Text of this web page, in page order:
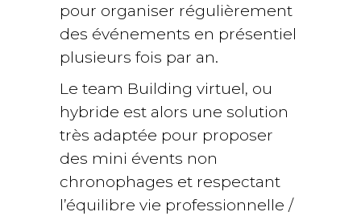
pour organiser régulièrement
des événements en présentiel
plusieurs fois par an.
Le team Building virtuel, ou
hybride est alors une solution
très adaptée pour proposer
des mini évents non
chronophages et respectant
l’équilibre vie professionnelle /